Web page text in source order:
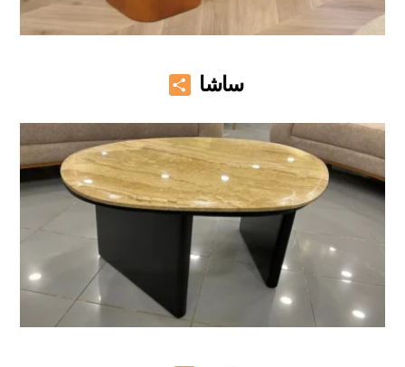
ساشا Share